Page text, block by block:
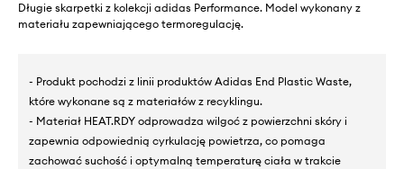
Długie skarpetki z kolekcji adidas Performance. Model wykonany z
materiału zapewniającego termoregulację.
- Produkt pochodzi z linii produktów Adidas End Plastic Waste,
które wykonane są z materiałów z recyklingu.
- Materiał HEAT.RDY odprowadza wilgoć z powierzchni skóry i
zapewnia odpowiednią cyrkulację powietrza, co pomaga
zachować suchość i optymalną temperaturę ciała w trakcie